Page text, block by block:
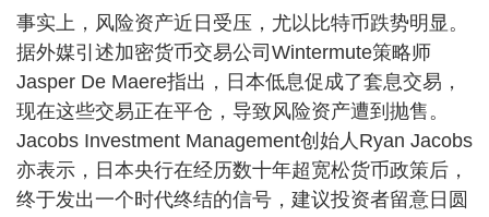
事实上，风险资产近日受压，尤以比特币跌势明显。
据外媒引述加密货币交易公司Wintermute策略师
Jasper De Maere指出，日本低息促成了套息交易，
现在这些交易正在平仓，导致风险资产遭到抛售。
Jacobs Investment Management创始人Ryan Jacobs
亦表示，日本央行在经历数十年超宽松货币政策后，
终于发出一个时代终结的信号，建议投资者留意日圆